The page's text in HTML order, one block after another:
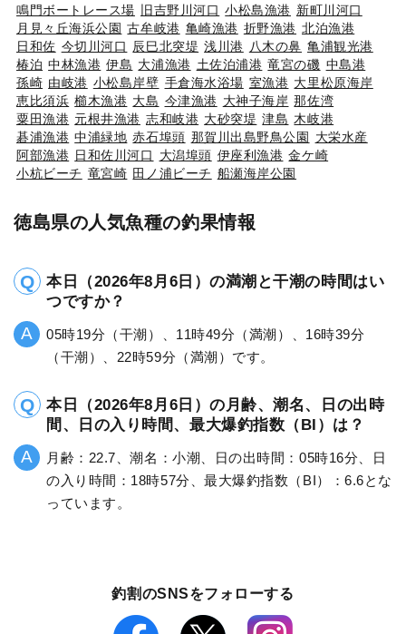
鳴門ボートレース場 旧吉野川河口 小松島漁港 新町川河口
月見々丘海浜公園 古牟岐港 亀崎漁港 折野漁港 北泊漁港
日和佐 今切川河口 辰巳北突堤 浅川港 八木の鼻 亀浦観光港
椿泊 中林漁港 伊島 大浦漁港 土佐泊浦港 竜宮の磯 中島港
孫崎 由岐港 小松島岸壁 手倉海水浴場 室漁港 大里松原海岸
恵比須浜 櫛木漁港 大島 今津漁港 大神子海岸 那佐湾
粟田漁港 元根井漁港 志和岐港 大砂突堤 津島 木岐港
碁浦漁港 中浦緑地 赤石埠頭 那賀川出島野鳥公園 大栄水産
阿部漁港 日和佐川河口 大潟埠頭 伊座利漁港 金ケ崎
小杭ビーチ 竜宮崎 田ノ浦ビーチ 船瀬海岸公園
徳島県の人気魚種の釣果情報
本日（2026年8月6日）の満潮と干潮の時間はい
つですか？
05時19分（干潮）、11時49分（満潮）、16時39分
（干潮）、22時59分（満潮）です。
本日（2026年8月6日）の月齢、潮名、日の出時
間、日の入り時間、最大爆釣指数（BI）は？
月齢：22.7、潮名：小潮、日の出時間：05時16分、日
の入り時間：18時57分、最大爆釣指数（BI）：6.6とな
っています。
釣割のSNSをフォローする